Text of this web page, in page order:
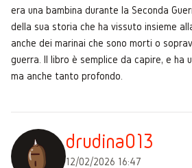
era una bambina durante la Seconda
della sua storia che ha vissuto insieme
anche dei marinai che sono morti o
guerra. Il libro è semplice da capire, e ha
ma anche tanto profondo.
drudina013
12/02/2026 16:47